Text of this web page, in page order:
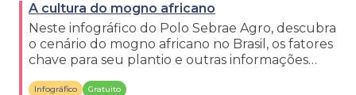
A cultura do mogno africano
Neste infográfico do Polo Sebrae Agro, descubra
o cenário do mogno africano no Brasil, os fatores
chave para seu plantio e outras informações
Infográfico Gratuito